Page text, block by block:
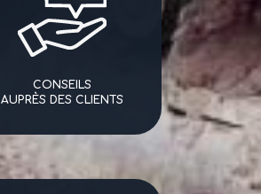
CONSEILS
AUPRÈS DES CLIENTS